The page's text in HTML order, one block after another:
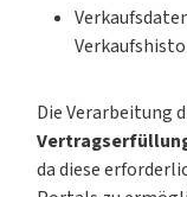
Die Verarbeitung
da diese